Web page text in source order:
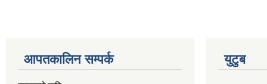
आपतकालिन सम्पर्क युटुब